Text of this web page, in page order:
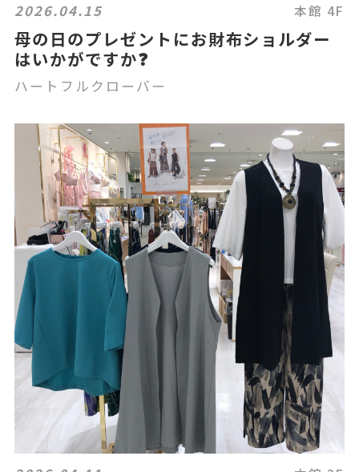
2026.04.15 本館 4F
母の日のプレゼントにお財布ショルダー
はいかがですか❓
ハートフルクローバー